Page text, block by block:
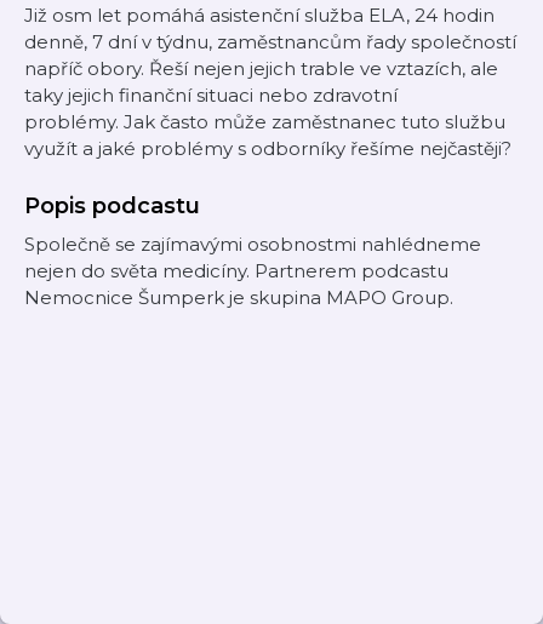
Již osm let pomáhá asistenční služba ELA, 24 hodin
denně, 7 dní v týdnu, zaměstnancům řady společností
napříč obory. Řeší nejen jejich trable ve vztazích, ale
taky jejich finanční situaci nebo zdravotní
problémy. Jak často může zaměstnanec tuto službu
využít a jaké problémy s odborníky řešíme nejčastěji?
Popis podcastu
Společně se zajímavými osobnostmi nahlédneme
nejen do světa medicíny. Partnerem podcastu
Nemocnice Šumperk je skupina MAPO Group.